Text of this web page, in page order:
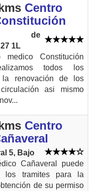
Centro
de
1L
Constitución
todos los
la renovación de los
asi mismo
Centro
5, Bajo
Cañaveral puede
los tramites para la
de su permiso